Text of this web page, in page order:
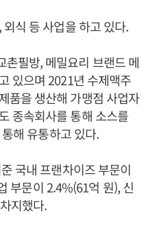
식 등 사업을 하고 있다.
촌필방, 메밀요리 브랜드 메
있으며 2021년 수제맥주
품을 생산해 가맹점 사업자
종속회사를 통해 소스를
해 유통하고 있다.
국내 프랜차이즈 부문이
부문이 2.4%(61억 원), 신
지했다.